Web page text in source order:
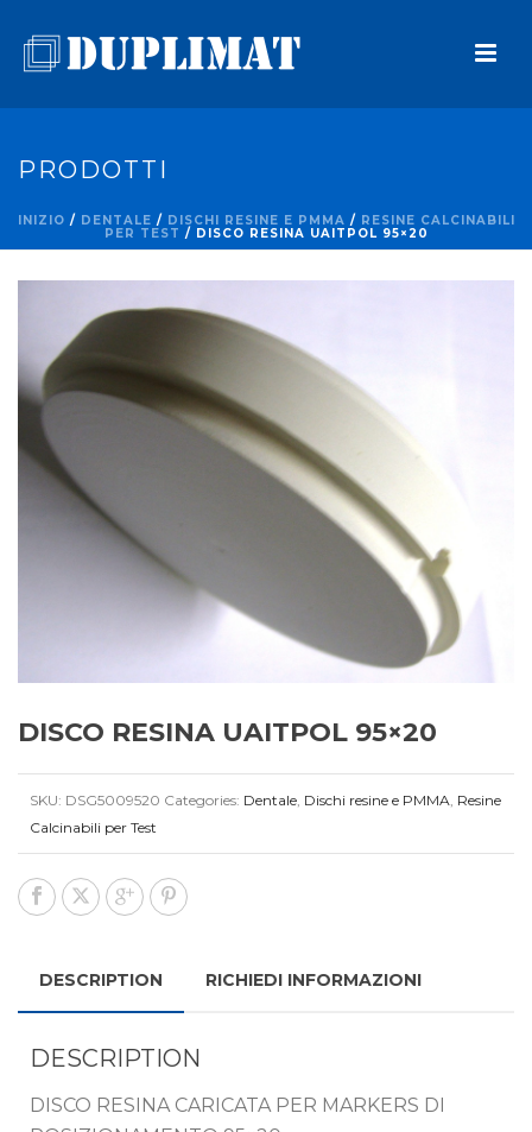
PRODOTTI
INIZIO / DENTALE / DISCHI RESINE E PMMA / RESINE CALCINABILI
PER TEST / DISCO RESINA UAITPOL 95×20
DISCO RESINA UAITPOL 95×20
SKU: DSG5009520 Categories: Dentale Dischi resine e PMMA Resine
Calcinabili per Test
DESCRIPTION RICHIEDI INFORMAZIONI
DESCRIPTION
DISCO RESINA CARICATA PER MARKERS DI